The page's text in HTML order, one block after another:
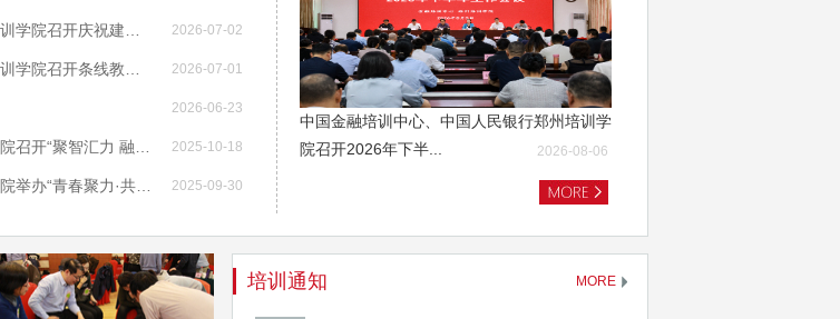
2026-07-02
2026-07-01
2026-06-23
2025-10-18
2025-09-30
中国金融培训中心、中国人民银行郑州培训学
院召开2026年下半...
2026-08-06
培训通知 MORE